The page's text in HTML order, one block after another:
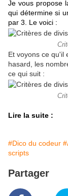
Je vous propose
qui détermine si
par 3. Le voici :
Et voyons ce qu'il
hasard, les
ce qui suit :
Lire la suite :
#Dico du codeur
scripts
Partager